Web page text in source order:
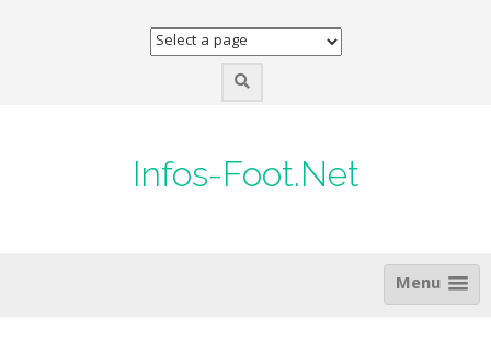
Infos-Foot.Net
Menu